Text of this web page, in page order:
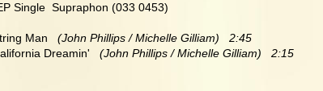
Single  Supraphon (033 0453)
Man
   (John Phillips / Michelle Gilliam)   2:45
Dreamin'
   (John Phillips / Michelle Gilliam)   2:15